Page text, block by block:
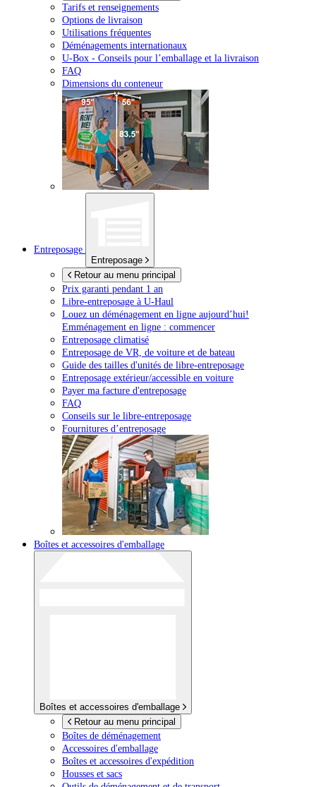
Tarifs et renseignements
Options de livraison
Utilisations fréquentes
Déménagements internationaux
U-Box - Conseils pour l’emballage et la livraison
FAQ
Dimensions du conteneur
Entreposage
Entreposage
Retour au menu principal
Prix garanti pendant 1 an
Libre-entreposage à U-Haul
Louez un déménagement en ligne aujourd’hui!
Emménagement en ligne : commencer
Entreposage climatisé
Entreposage de VR, de voiture et de bateau
Guide des tailles d'unités de libre-entreposage
Entreposage extérieur/accessible en voiture
Payer ma facture d'entreposage
FAQ
Conseils sur le libre-entreposage
Fournitures d’entreposage
Boîtes et accessoires d'emballage
Boîtes et accessoires d'emballage
Retour au menu principal
Boîtes de déménagement
Accessoires d'emballage
Boîtes et accessoires d'expédition
Housses et sacs